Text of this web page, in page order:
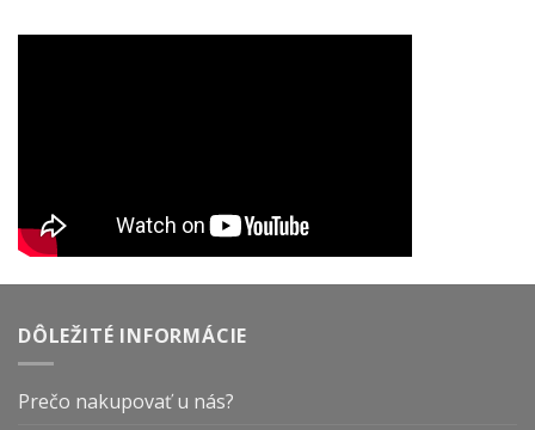
DÔLEŽITÉ INFORMÁCIE
Prečo nakupovať u nás?